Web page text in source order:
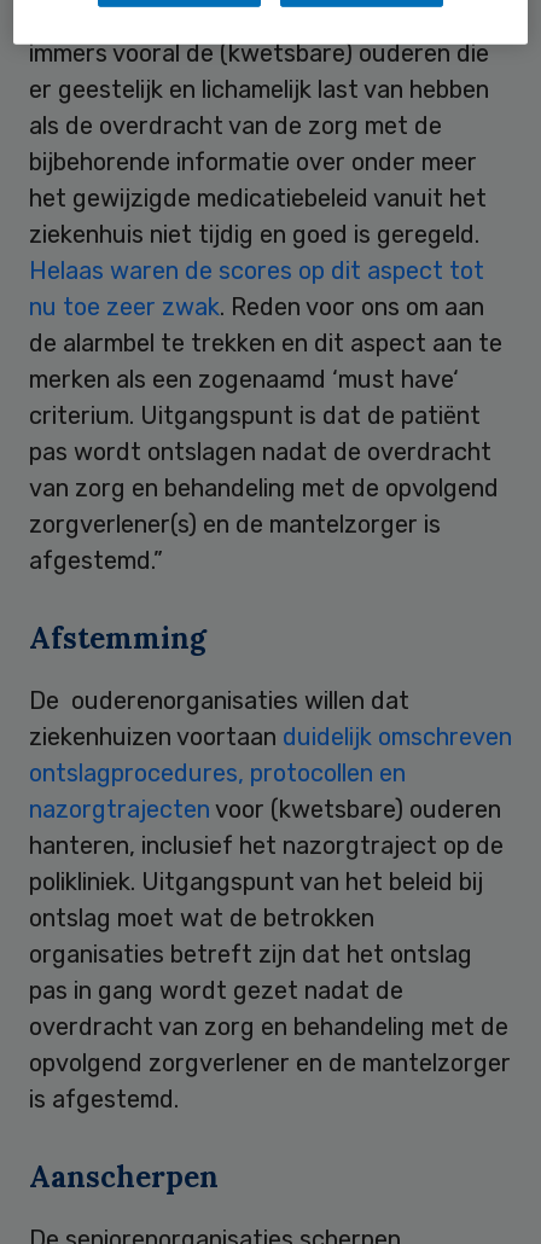
aandacht voor dit onderwerp. “Het zijn
immers vooral de (kwetsbare) ouderen die
er geestelijk en lichamelijk last van hebben
als de overdracht van de zorg met de
bijbehorende informatie over onder meer
het gewijzigde medicatiebeleid vanuit het
ziekenhuis niet tijdig en goed is geregeld.
Helaas waren de scores op dit aspect tot
nu toe zeer zwak. Reden voor ons om aan
de alarmbel te trekken en dit aspect aan te
merken als een zogenaamd ‘must have‘
criterium. Uitgangspunt is dat de patiënt
pas wordt ontslagen nadat de overdracht
van zorg en behandeling met de opvolgend
zorgverlener(s) en de mantelzorger is
afgestemd.”
Afstemming
De ouderenorganisaties willen dat
ziekenhuizen voortaan duidelijk omschreven
ontslagprocedures, protocollen en
nazorgtrajecten voor (kwetsbare) ouderen
hanteren, inclusief het nazorgtraject op de
polikliniek. Uitgangspunt van het beleid bij
ontslag moet wat de betrokken
organisaties betreft zijn dat het ontslag
pas in gang wordt gezet nadat de
overdracht van zorg en behandeling met de
opvolgend zorgverlener en de mantelzorger
is afgestemd.
Aanscherpen